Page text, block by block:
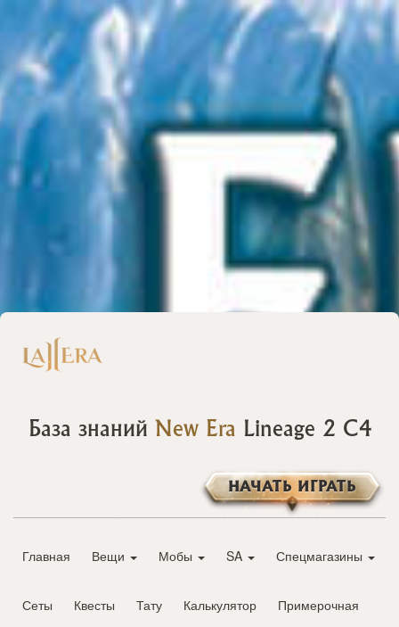
База знаний New Era Lineage 2 C4
НАЧАТЬ ИГРАТЬ
Главная Вещи Мобы SA Спецмагазины
Сеты Квесты Тату Калькулятор Примерочная